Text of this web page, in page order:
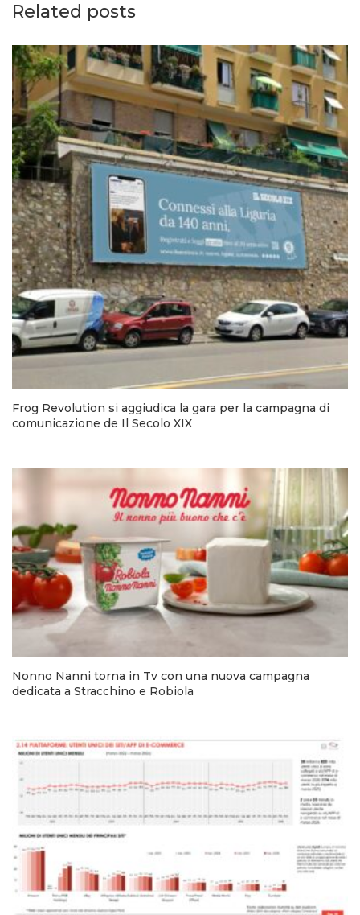
Related posts
Frog Revolution si aggiudica la gara per la campagna di
comunicazione de Il Secolo XIX
Nonno Nanni torna in Tv con una nuova campagna
dedicata a Stracchino e Robiola